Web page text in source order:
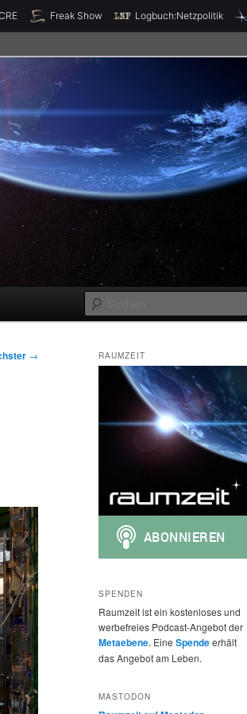
jetzt! Freak Show Logbuch:Netzpolitik
→ RAUMZEIT
SPENDEN
Raumzeit ist ein kostenloses und
werbefreies Podcast-Angebot der
Metaebene. Eine Spendeerhält
das Angebot am Leben.
MASTODON